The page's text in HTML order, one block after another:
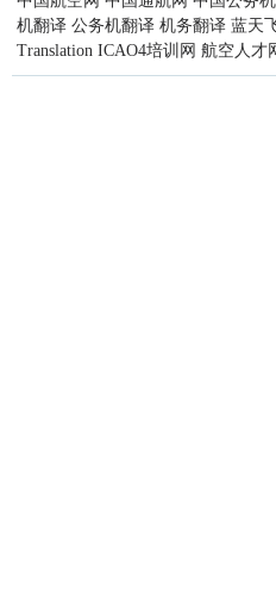
机翻译 公务机翻译 机务翻译 蓝天
Translation ICAO4培训网 航空人才